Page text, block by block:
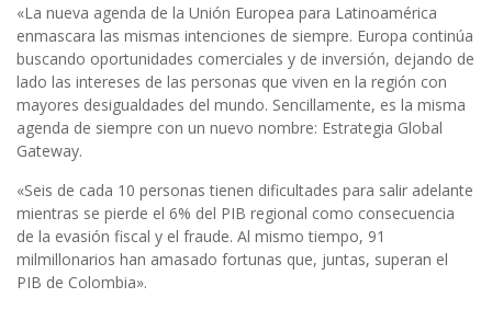
«La nueva agenda de la Unión Europea para Latinoamérica
enmascara las mismas intenciones de siempre. Europa continúa
buscando oportunidades comerciales y de inversión, dejando de
lado las intereses de las personas que viven en la región con
mayores desigualdades del mundo. Sencillamente, es la misma
agenda de siempre con un nuevo nombre: Estrategia Global
Gateway.
«Seis de cada 10 personas tienen dificultades para salir adelante
mientras se pierde el 6% del PIB regional como consecuencia
de la evasión fiscal y el fraude. Al mismo tiempo, 91
milmillonarios han amasado fortunas que, juntas, superan el
PIB de Colombia».